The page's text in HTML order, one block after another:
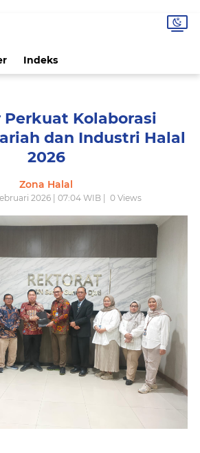
Indeks
Perkuat Kolaborasi
dan Industri Halal
2026
Zona Halal
2026 | 07:04 WIB | 0Views